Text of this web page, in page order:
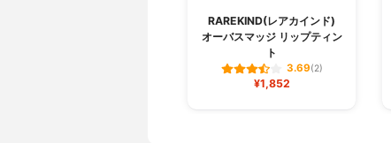
RAREKIND(レアカインド)
オーバスマッジ リップティン
ト
3.69(2)
¥1,852